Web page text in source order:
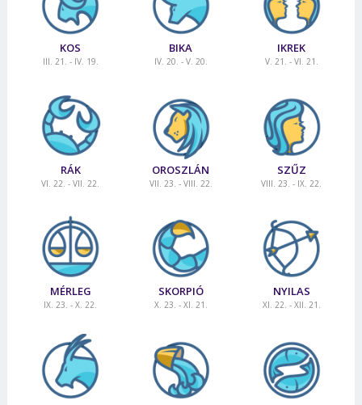
KOS
III. 21. - IV. 19.
BIKA
IV. 20. - V. 20.
IKREK
V. 21. - VI. 21.
RÁK
VI. 22. - VII. 22.
OROSZLÁN
VII. 23. - VIII. 22.
SZŰZ
VIII. 23. - IX. 22.
MÉRLEG
IX. 23. - X. 22.
SKORPIÓ
X. 23. - XI. 21.
NYILAS
XI. 22. - XII. 21.